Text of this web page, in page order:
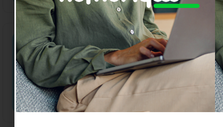
OCT
12
IA et automatisation :
simplifiez votre quotidien
professionnel
FIND OUT MORE